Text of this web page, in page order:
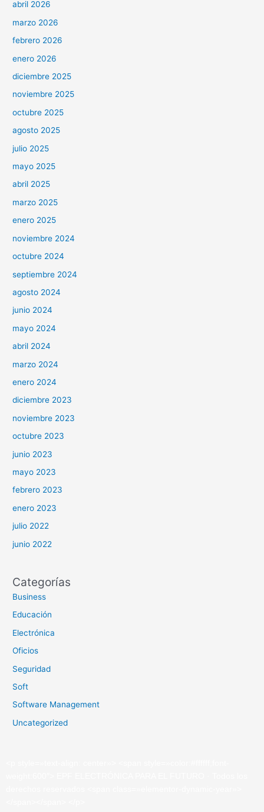
abril 2026
marzo 2026
febrero 2026
enero 2026
diciembre 2025
noviembre 2025
octubre 2025
agosto 2025
julio 2025
mayo 2025
abril 2025
marzo 2025
enero 2025
noviembre 2024
octubre 2024
septiembre 2024
agosto 2024
junio 2024
mayo 2024
abril 2024
marzo 2024
enero 2024
diciembre 2023
noviembre 2023
octubre 2023
junio 2023
mayo 2023
febrero 2023
enero 2023
julio 2022
junio 2022
Categorías
Business
Educación
Electrónica
Oficios
Seguridad
Soft
Software Management
Uncategorized